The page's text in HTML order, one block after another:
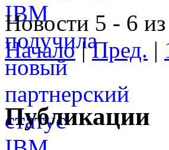
Новости 5 - 6 из
Начало|Пред. |
Публикации